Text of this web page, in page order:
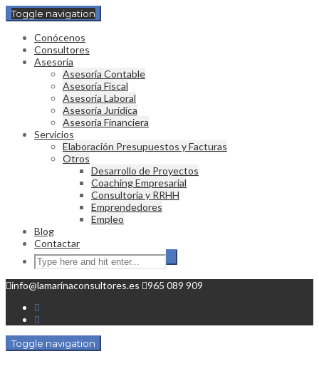
Toggle navigation
Conócenos
Consultores
Asesoría
Asesoría Contable
Asesoría Fiscal
Asesoría Laboral
Asesoría Jurídica
Asesoria Financiera
Servicios
Elaboración Presupuestos y Facturas
Otros
Desarrollo de Proyectos
Coaching Empresarial
Consultoría y RRHH
Emprendedores
Empleo
Blog
Contactar
info@lamarinaconsultores.es 965 089 909
Toggle navigation